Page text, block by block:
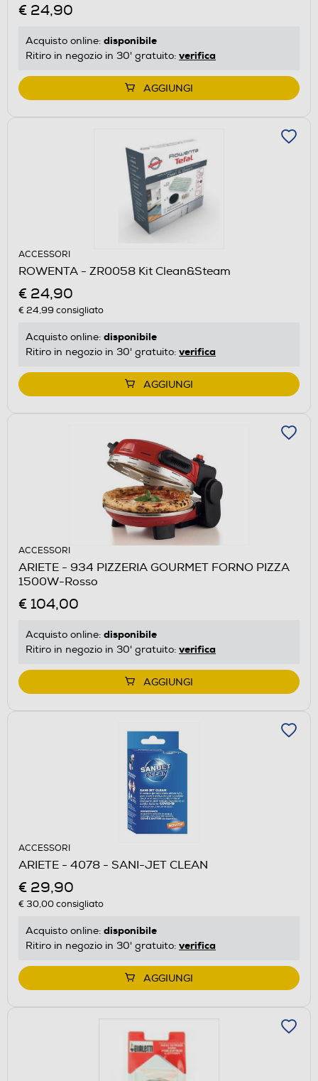
€ 24,90
Acquisto online: disponibile
Ritiro in negozio in 30' gratuito: verifica
AGGIUNGI
ACCESSORI
ROWENTA - ZR0058 Kit Clean&Steam
€ 24,90
€ 24,99 consigliato
Acquisto online: disponibile
Ritiro in negozio in 30' gratuito: verifica
AGGIUNGI
ACCESSORI
ARIETE - 934 PIZZERIA GOURMET FORNO PIZZA
1500W-Rosso
€ 104,00
Acquisto online: disponibile
Ritiro in negozio in 30' gratuito: verifica
AGGIUNGI
ACCESSORI
ARIETE - 4078 - SANI-JET CLEAN
€ 29,90
€ 30,00consigliato
Acquisto online: disponibile
Ritiro in negozio in 30' gratuito: verifica
AGGIUNGI